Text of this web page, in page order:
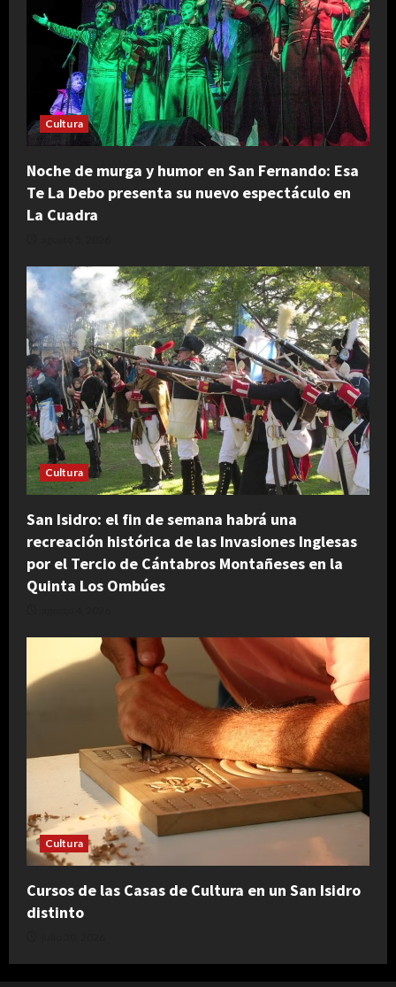
Cultura
Noche de murga y humor en San Fernando: Esa
Te La Debo presenta su nuevo espectáculo en
La Cuadra
Cultura
San Isidro: el fin de semana habrá una
recreación histórica de las Invasiones Inglesas
por el Tercio de Cántabros Montañeses en la
Quinta Los Ombúes
Cultura
Cursos de las Casas de Cultura en un San Isidro
distinto